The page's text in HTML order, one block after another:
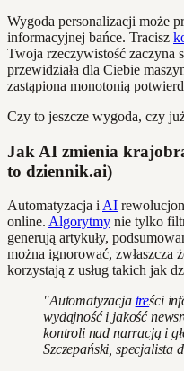
Wygoda personalizacji może
informacyjnej bańce. Tracisz
Twoja rzeczywistość zaczyna
przewidziała dla Ciebie
zastąpiona monotonią
Czy to jeszcze wygoda, czy
Jak AI zmienia
to dziennik.ai)
Automatyzacja iAI
online. Algorytmy nie tylko
generują artykuły,
można ignorować, zwłaszcza
korzystają z usług takich jak
"Automatyzacja treści
wydajność i jakość
kontroli nad narracją i
Szczepański, specjalista